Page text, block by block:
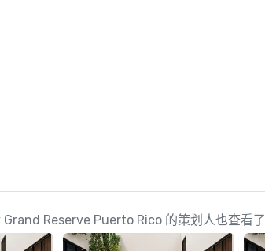
Reserve Puerto Rico 的策划人也查看了